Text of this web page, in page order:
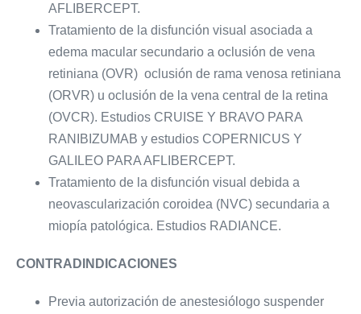
AFLIBERCEPT.
Tratamiento de la disfunción visual asociada a
edema macular secundario a oclusión de vena
retiniana (OVR) oclusión de rama venosa retiniana
(ORVR) u oclusión de la vena central de la retina
(OVCR). Estudios CRUISE Y BRAVO PARA
RANIBIZUMAB y estudios COPERNICUS Y
GALILEO PARA AFLIBERCEPT.
Tratamiento de la disfunción visual debida a
neovascularización coroidea (NVC) secundaria a
miopía patológica. Estudios RADIANCE.
CONTRADINDICACIONES
Previa autorización de anestesiólogo suspender